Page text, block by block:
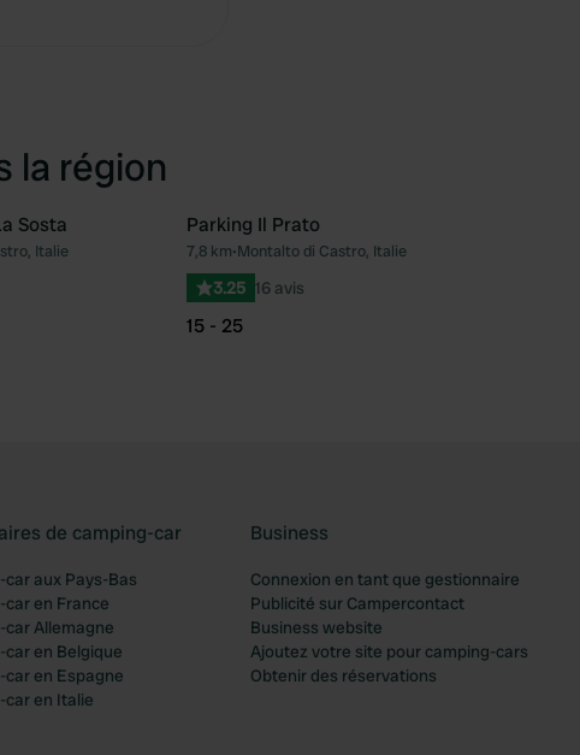
la région
Préféré
Sosta
Italie
Parking Il Prato
7,8 km•Montalto di Castro, Italie
3.25 16 avis
15 - 25
de camping-car
aux Pays-Bas
en France
Allemagne
en Belgique
en Espagne
car en Italie
Business
Connexion en tant que gestionnaire
Publicité sur Campercontact
Business website
Ajoutez votre site pour camping-cars
Obtenir des réservations